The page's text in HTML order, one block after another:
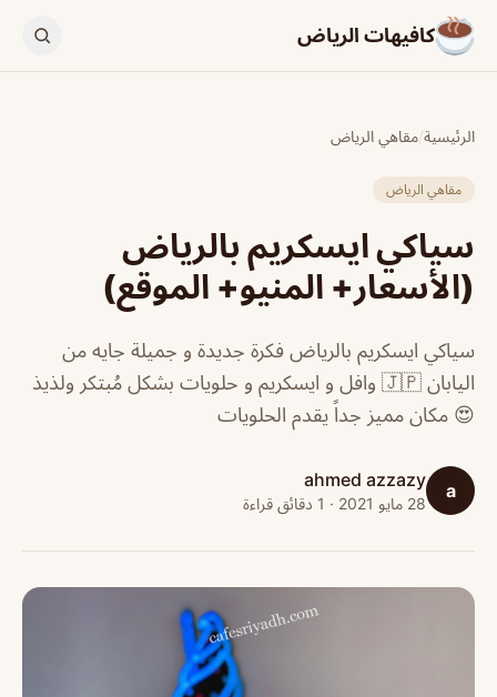
كافيهات الرياض
الرئيسية/مقاهي الرياض
مقاهي الرياض
سياكي ايسكريم بالرياض
(الأسعار+ المنيو+ الموقع)
سياكي ايسكريم بالرياض فكرة جديدة و جميلة جايه من
اليابان 🇯🇵 وافل و ايسكريم و حلويات بشكل مُبتكر ولذيذ
😍 مكان مميز جداً يقدم الحلويات
a
ahmed azzazy
28 مايو 2021 · 1 دقائق قراءة